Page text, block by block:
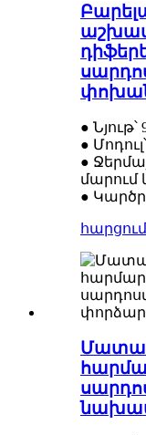
●
●
●
մարում
●
հարցում